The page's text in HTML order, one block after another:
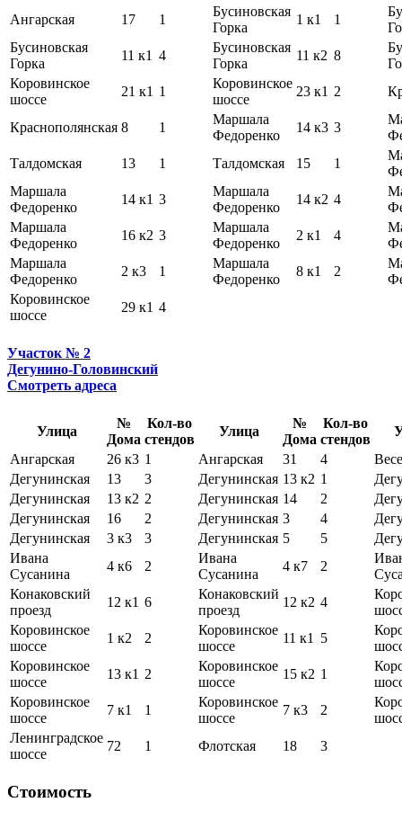
Ангарская 17 1
Бусиновская
Горка
1 к1 1
Бусиновская
Горка
11 к1 4
Бусиновская
Горка
11 к2 8
Коровинское
шоссе
21 к1 1
Коровинское
шоссе
23 к1 2
Краснополянская 8 1
Маршала
Федоренко
14 к3 3
Талдомская
13 1 Талдомская 15 1
Маршала
Федоренко
14 к1 3
Маршала
Федоренко
14 к2 4
Маршала
Федоренко
16 к2 3
Маршала
Федоренко
2 к1 4
Маршала
Федоренко
2 к3 1
Маршала
Федоренко
8 к1 2
Коровинское
шоссе
29 к1 4
Участок № 2
Дегунино-Головинский
Смотреть адреса
Улица
№
Дома
Кол-во
стендов
Улица
№
Дома
Кол-во
стендов
Ангарская
26 к3 1 Ангарская 31 4
Дегунинская
13 3 Дегунинская 13 к2 1
Дегунинская
13 к2 2 Дегунинская 14 2
Дегунинская
16 2 Дегунинская 3 4
Дегунинская
3 к3 3 Дегунинская 5 5
Ивана
Сусанина
4 к6 2
Ивана
Сусанина
4 к7 2
Конаковский
проезд
12 к1 6
Конаковский
проезд
12 к2 4
Коровинское
шоссе
1 к2 2
Коровинское
шоссе
11 к1 5
Коровинское
шоссе
13 к1 2
Коровинское
шоссе
15 к2 1
Коровинское
шоссе
7 к1 1
Коровинское
шоссе
7 к3 2
Ленинградское
шоссе
72 1 Флотская 18 3
Стоимость